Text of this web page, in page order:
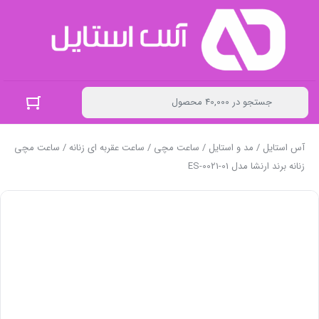
آس استایل / مد و استایل / ساعت مچی / ساعت عقربه ای زنانه/ ساعت مچی
زنانه برند ارنشا مدل ES-0021-01